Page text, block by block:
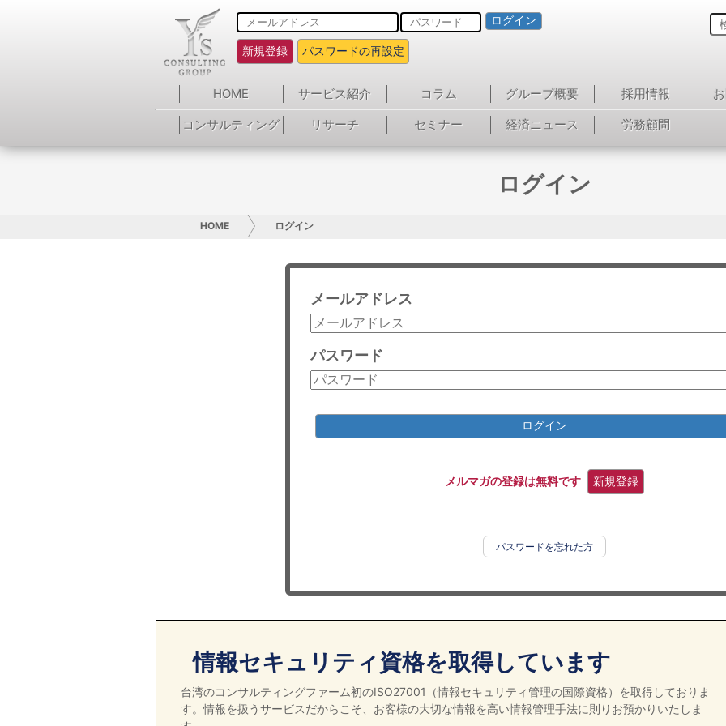
ログイン
新規登録 パスワードの再設定
HOME サービス紹介 コラム グループ概要 採用情報
コンサルティング
リサーチ セミナー 経済ニュース 労務顧問
ログイン
HOME ログイン
メールアドレス
パスワード
ログイン
メルマガの登録は無料です 新規登録
パスワードを忘れた方
情報セキュリティ資格を取得しています
台湾のコンサルティングファーム初のISO27001（情報セキュリティ管理の国際資格）を取得しておりま
す。情報を扱うサービスだからこそ、お客様の大切な情報を高い情報管理手法に則りお預かりいたしま